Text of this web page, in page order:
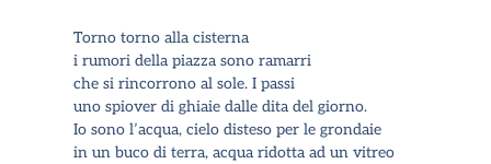
Torno torno alla cisterna
i rumori della piazza sono ramarri
che si rincorrono al sole. I passi
uno spiover di ghiaie dalle dita del giorno.
Io sono l’acqua, cielo disteso per le grondaie
in un buco di terra, acqua ridotta ad un vitreo